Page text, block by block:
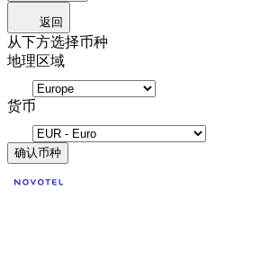
返回
从下方选择币种
地理区域
货币
确认币种